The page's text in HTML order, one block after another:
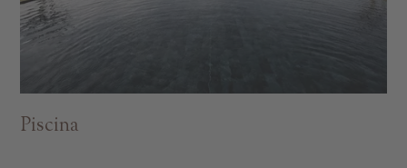
Piscina